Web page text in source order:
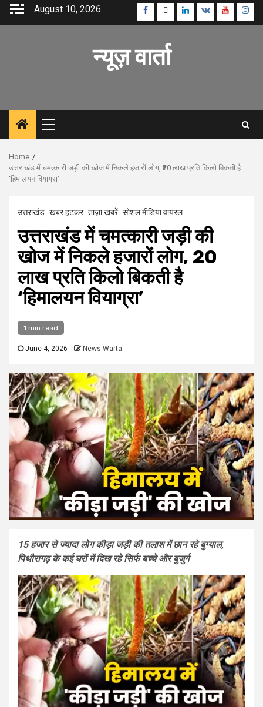
Skip
August 10, 2026 Facebook
TwitterLinkedin
VK Youtube
न्यूज़ वार्ता
Primary
Menu
Home
उत्तराखंड में चमत्कारी जड़ी की खोज में निकले हजारों लोग, ₹20 लाख प्रति किलो बिकती है
‘हिमालयन वियाग्रा’
उत्तराखंड खबर हटकर ताज़ा ख़बरें सोशल मीडिया वायरल
उत्तराखंड में चमत्कारी जड़ी की
खोज में निकले हजारों लोग, ₹20
लाख प्रति किलो बिकती है
‘हिमालयन वियाग्रा’
1 min read
June 4, 2026 News Warta
15 हजार से ज्यादा लोग कीड़ा जड़ी की तलाश में छान रहे बुग्याल,
पिथौरागढ़ के कई घरों में दिख रहे सिर्फ बच्चे और बुजुर्ग